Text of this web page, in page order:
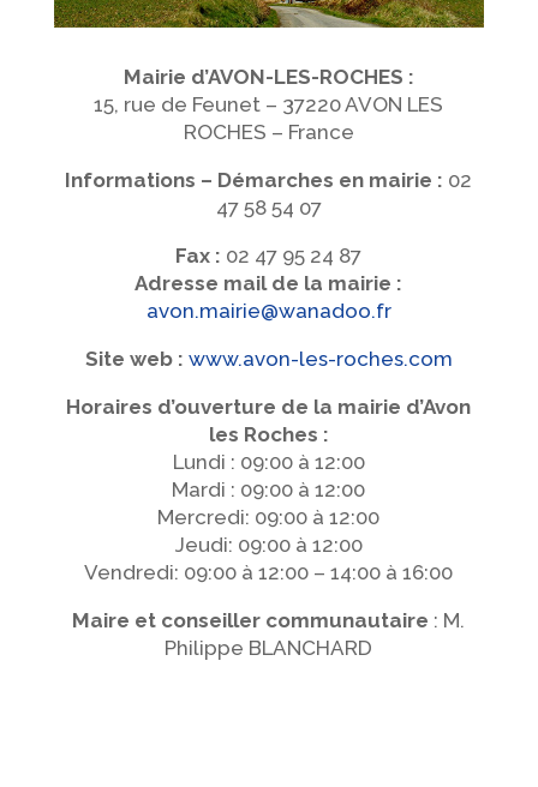
Mairie d’AVON-LES-ROCHES :
15, rue de Feunet – 37220 AVON LES
ROCHES – France
Informations – Démarches en mairie : 02
47 58 54 07
Fax : 02 47 95 24 87
Adresse mail de la mairie :
avon.mairie@wanadoo.fr
Site web : www.avon-les-roches.com
Horaires d’ouverture de la mairie d’Avon
les Roches :
Lundi : 09:00 à 12:00
Mardi : 09:00 à 12:00
Mercredi: 09:00 à 12:00
Jeudi: 09:00 à 12:00
Vendredi: 09:00 à 12:00 – 14:00 à 16:00
Maire et conseiller communautaire : M.
Philippe BLANCHARD